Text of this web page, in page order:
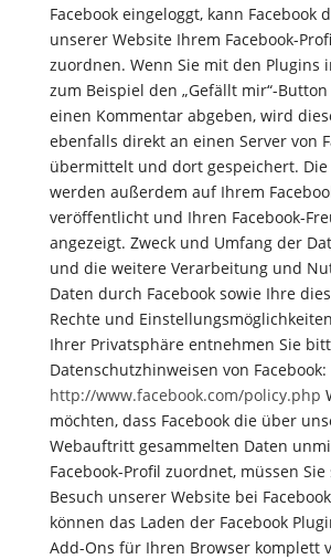
Facebook eingeloggt, kann Facebook
unserer Website Ihrem Facebook-
zuordnen. Wenn Sie mit den Plugins
zum Beispiel den „Gefällt mir“-
einen Kommentar abgeben, wird
ebenfalls direkt an einen Server von
übermittelt und dort gespeichert.
werden außerdem auf Ihrem
veröffentlicht und Ihren Facebook-
angezeigt. Zweck und Umfang der
und die weitere Verarbeitung und
Daten durch Facebook sowie Ihre
Rechte und
Ihrer Privatsphäre entnehmen Sie
Datenschutzhinweisen von Facebook:
http://www.facebook.com/policy.php
möchten, dass Facebook die über
Webauftritt gesammelten Daten
Facebook-Profil zuordnet, müssen
Besuch unserer Website bei
können das Laden der Facebook
Add-Ons für Ihren Browser komplett